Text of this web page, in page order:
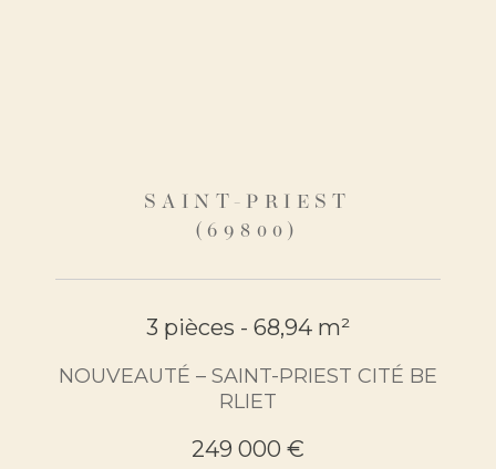
SAINT-PRIEST
(69800)
3 pièces - 68,94 m²
NOUVEAUTÉ – SAINT-PRIEST CITÉ BE
RLIET
249 000 €